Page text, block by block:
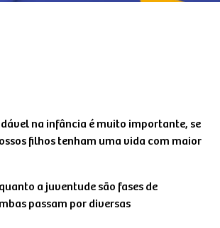
na infância é muito importante, se
filhos tenham uma vida com maior
a juventude são fases de
passam por diversas